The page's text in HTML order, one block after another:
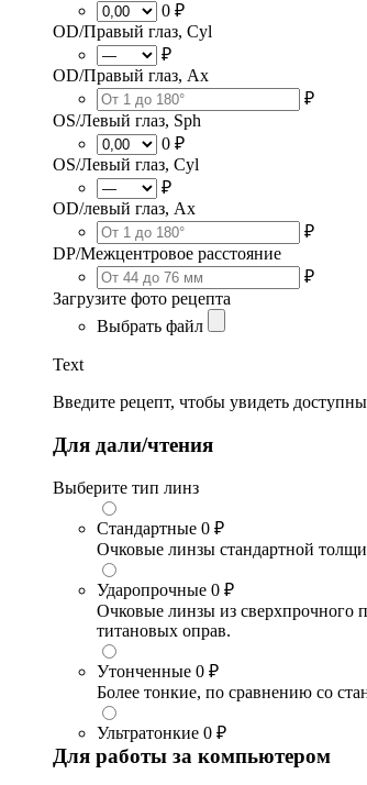
0 ₽
OD/Правый глаз, Cyl
₽
OD/Правый глаз, Ax
₽
OS/Левый глаз, Sph
0 ₽
OS/Левый глаз, Cyl
₽
OD/левый глаз, Ax
₽
DP/Межцентровое расстояние
₽
Загрузите фото рецепта
Выбрать файл
Text
Введите рецепт, чтобы увидеть
Для дали/чтения
Выберите тип линз
Стандартные 0 ₽
Очковые линзы стандартной
Ударопрочные 0 ₽
Очковые линзы из сверхпрочного
титановых оправ.
Утонченные 0 ₽
Более тонкие, по сравнению со
Ультратонкие 0 ₽
Для работы за компьютером